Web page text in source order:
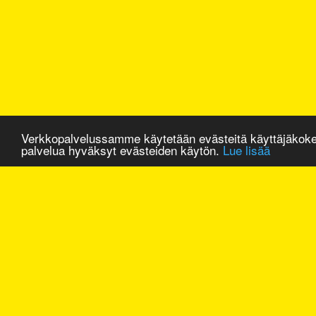
Verkkopalvelussamme käytetään evästeitä
palvelua hyväksyt evästeiden käytön. Lue lisää